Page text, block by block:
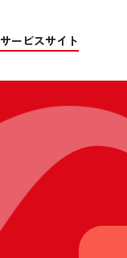
サービスサイト